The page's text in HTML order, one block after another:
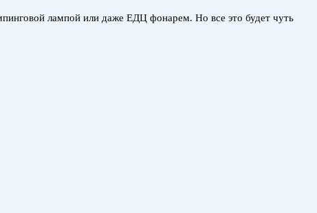
лампой или даже ЕДЦ фонарем. Но все это будет чуть